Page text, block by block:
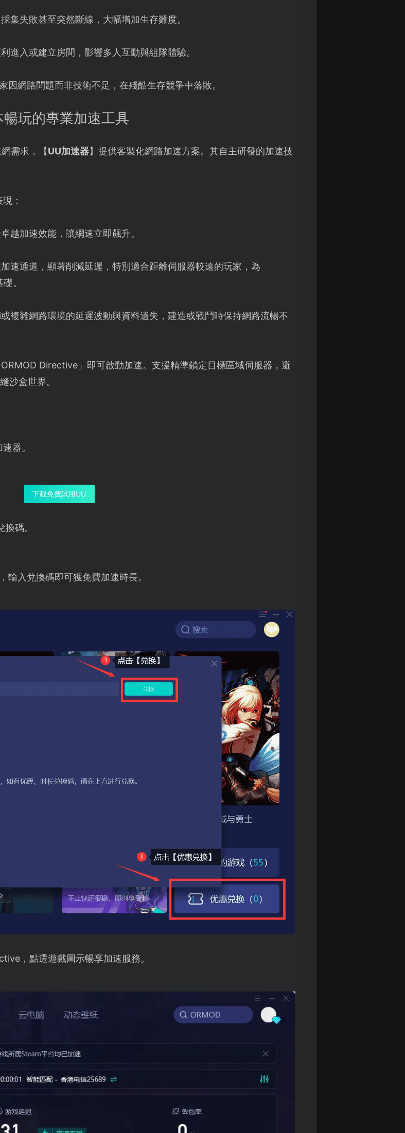
集失敗甚至突然斷線，大幅增加生存難度。
進入或建立房間，影響多人互動與組隊體驗。
網路問題而非技術不足，在殘酷生存競爭中落敗。
暢玩的專業加速工具
需求，【UU加速器】提供客製化網路加速方案。其自主研發的加速技
：
越加速效能，讓網速立即飆升。
速通道，顯著削減延遲，特別適合距離伺服器較遠的玩家，為
。
或複雜網路環境的延遲波動與資料遺失，建造或戰鬥時保持網路流暢不
Directive」即可啟動加速。支援精準鎖定目標區域伺服器，避
沙盒世界。
器。
下載免費試用UU
碼。
輸入兌換碼即可獲免費加速時長。
，點選遊戲圖示暢享加速服務。